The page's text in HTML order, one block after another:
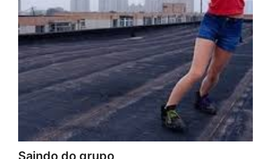
Saindo do grupo